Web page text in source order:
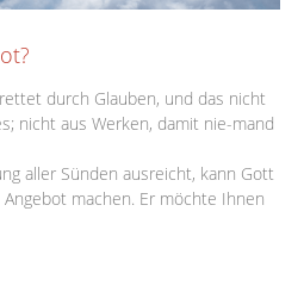
durch Glauben, und das nicht
nicht aus Werken, damit nie-mand
aller Sünden ausreicht, kann Gott
machen. Er möchte Ihnen